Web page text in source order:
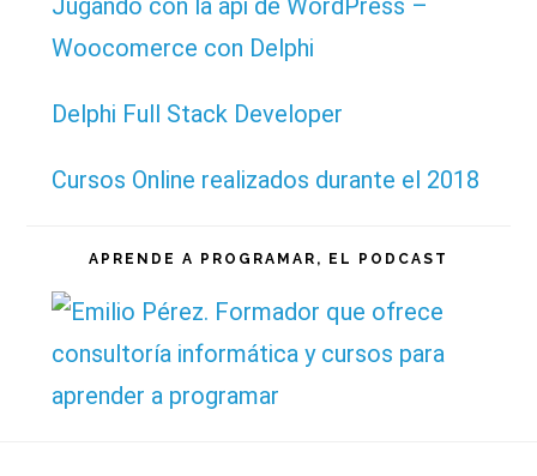
Jugando con la api de WordPress –
Woocomerce con Delphi
Delphi Full Stack Developer
Cursos Online realizados durante el 2018
APRENDE A PROGRAMAR, EL PODCAST